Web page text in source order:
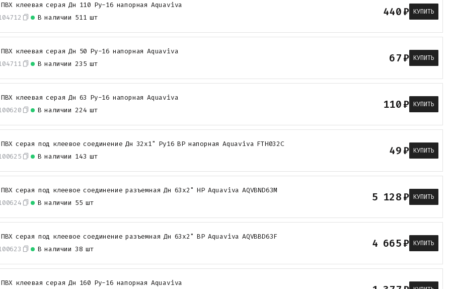
В наличии 511 шт
клеевая серая Дн 110 Ру-16 напорная Aquaviva
440₽ КУПИТЬ
В наличии 235 шт
клеевая серая Дн 50 Ру-16 напорная Aquaviva
67₽ КУПИТЬ
В наличии 224 шт
клеевая серая Дн 63 Ру-16 напорная Aquaviva
110₽ КУПИТЬ
В наличии 143 шт
серая под клеевое соединение Дн 32х1" Ру16 ВР напорная Aquaviva FTH032C
49₽ КУПИТЬ
В наличии 55 шт
серая под клеевое соединение разъемная Дн 63х2" НР Aquaviva AQVBND63M
5 128₽ КУПИТЬ
В наличии 38 шт
серая под клеевое соединение разъемная Дн 63х2" ВР Aquaviva AQVBBD63F
4 665₽ КУПИТЬ
клеевая серая Дн 160 Ру-16 напорная Aquaviva